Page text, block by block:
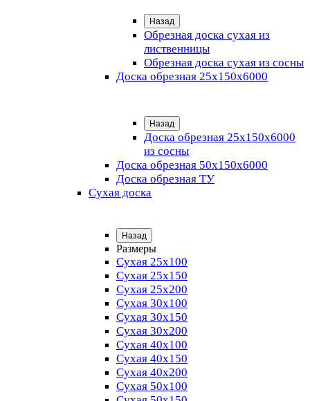
Назад
Обрезная доска сухая из
лиственницы
Обрезная доска сухая из сосны
Доска обрезная 25х150х6000
Назад
Доска обрезная 25x150x6000
из сосны
Доска обрезная 50х150х6000
Доска обрезная ТУ
Сухая доска
Назад
Размеры
Сухая 25х100
Сухая 25х150
Сухая 25х200
Сухая 30х100
Сухая 30х150
Сухая 30х200
Сухая 40х100
Сухая 40х150
Сухая 40х200
Сухая 50х100